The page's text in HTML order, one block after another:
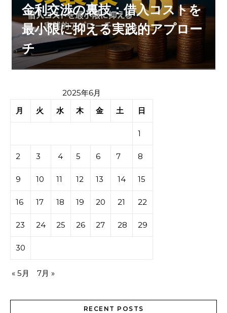
金利交渉の裏技：借入コストを
最小限に抑える実践的アプロー
チ
2025年6月
月
火 水 木 金 土 日
1
2 3 4 5 6 7 8
9 10 11 12 13 14 15
16 17 18 19 20 21 22
23 24 25 26 27 28 29
30
« 5月 7月 »
RECENT POSTS